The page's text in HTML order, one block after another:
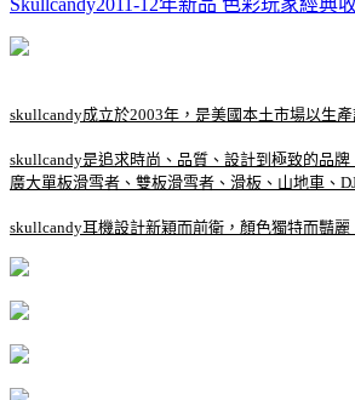
Skullcandy2011-12年新品 色彩玩家經
skullcandy成立於2003年，是美國本土市場以生
skullcandy是追求時尚、品質、設計到極致的品
廣大單板滑雪者、雙板滑雪者、滑板、山地車、
skullcandy耳機設計新穎而前衛，顏色獨特而豔